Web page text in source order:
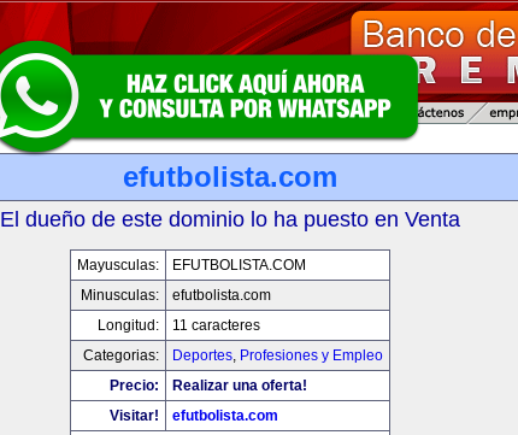
efutbolista.com
El dueño de este dominio lo ha puesto en Venta
Mayusculas:
EFUTBOLISTA.COM
Minusculas:
efutbolista.com
Longitud:
11 caracteres
Categorias:
Deportes, Profesiones y Empleo
Precio:
Realizar una oferta!
Visitar!
efutbolista.com